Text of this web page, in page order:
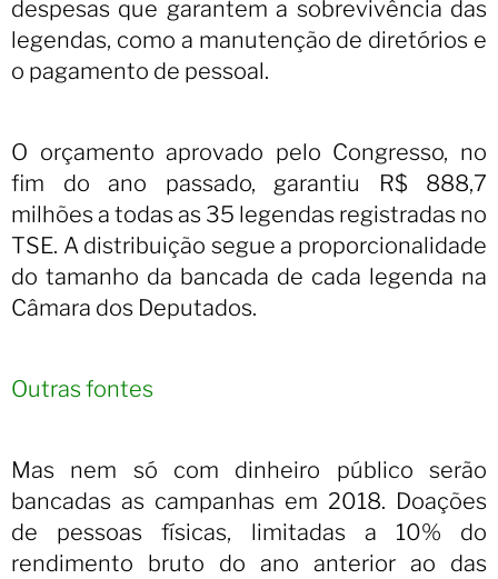
despesas que garantem a sobrevivência das
legendas, como a manutenção de diretórios e
o pagamento de pessoal.
O orçamento aprovado pelo Congresso, no
fim do ano passado, garantiu R$ 888,7
milhões a todas as 35 legendas registradas no
TSE. A distribuição segue a proporcionalidade
do tamanho da bancada de cada legenda na
Câmara dos Deputados.
Outras fontes
Mas nem só com dinheiro público serão
bancadas as campanhas em 2018. Doações
de pessoas físicas, limitadas a 10% do
rendimento bruto do ano anterior ao das